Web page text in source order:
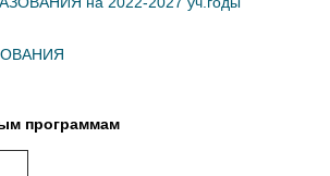
программам